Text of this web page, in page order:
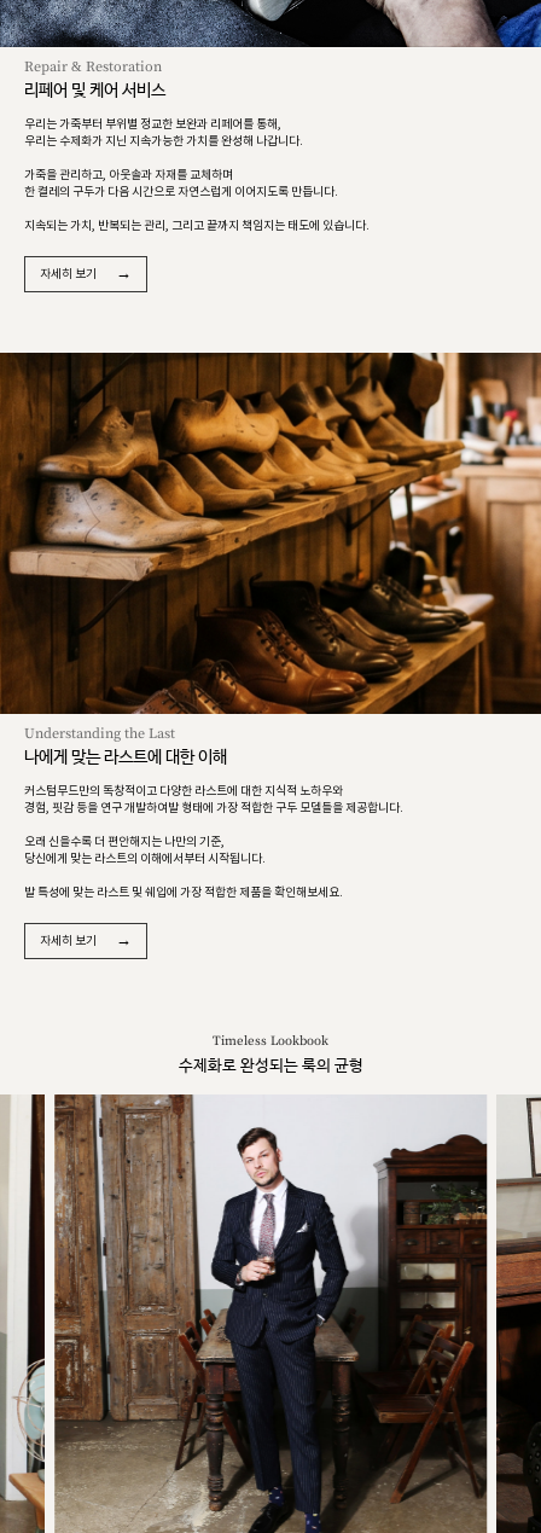
Repair & Restoration
리페어 및 케어 서비스
우리는 가죽부터 부위별 정교한 보완과 리페어를 통해,
우리는 수제화가 지닌 지속가능한 가치를 완성해 나갑니다.
가죽을 관리하고, 아웃솔과 자재를 교체하며
한 켤레의 구두가 다음 시간으로 자연스럽게 이어지도록 만듭니다.
지속되는 가치, 반복되는 관리, 그리고 끝까지 책임지는 태도에 있습니다.
자세히 보기 →
Understanding the Last
나에게 맞는 라스트에 대한 이해
커스텀무드만의 독창적이고 다양한 라스트에 대한 지식적 노하우와
경험, 핏감 등을 연구 개발하여발 형태에 가장 적합한 구두 모델들을 제공합니다.
오래 신을수록 더 편안해지는 나만의 기준,
당신에게 맞는 라스트의 이해에서부터 시작됩니다.
발 특성에 맞는 라스트 및 쉐입에 가장 적합한 제품을 확인해보세요.
자세히 보기 →
Timeless Lookbook
수제화로 완성되는 룩의 균형